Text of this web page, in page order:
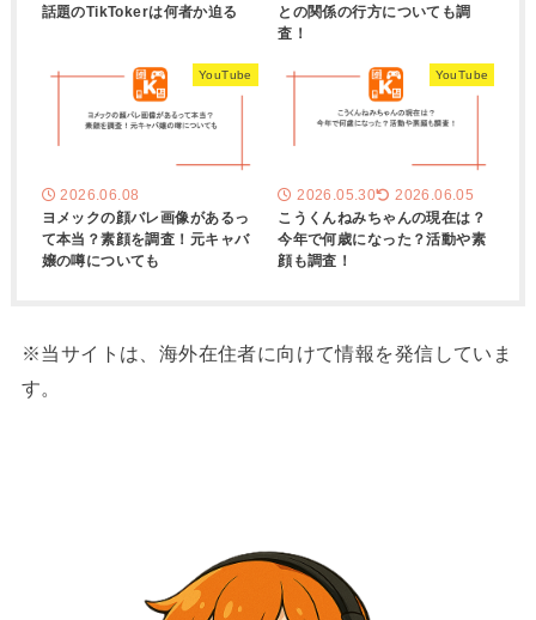
話題のTikTokerは何者か迫る
との関係の行方についても調
査！
YouTube
2026.06.08
ヨメックの顔バレ画像があるっ
て本当？素顔を調査！元キャバ
嬢の噂についても
YouTube
2026.05.30 2026.06.05
こうくんねみちゃんの現在は？
今年で何歳になった？活動や素
顔も調査！
※当サイトは、海外在住者に向けて情報を発信していま
す。